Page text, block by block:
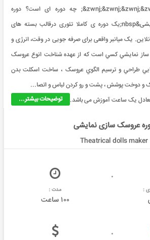
&zwnj;&zwnj;&zwnj;&zwnj;&zwnj;&zwnj;&zwnj; چه دوره ای است؟ دوره
آموزش عروسک سازی نمایشی&nbsp;یک دوره ی کاملا تئوری درقالب بسته های
یک میانبر واقعی برای صرفه جویی در وقت، انرژی و
ساز نمايشي کسي است که از عهده شناخت انوع عروسک
طراحي و ترسيم الگوي عروسک ، ساخت اسکلت بدن
و دوخت پوشش ، پشت و رو کردن لباس و اتصا...
توضیحات بیشتر...
عروسک سازی نمایشی
Theatrical dolls maker
: مدت :
۱۰۰ ساعت